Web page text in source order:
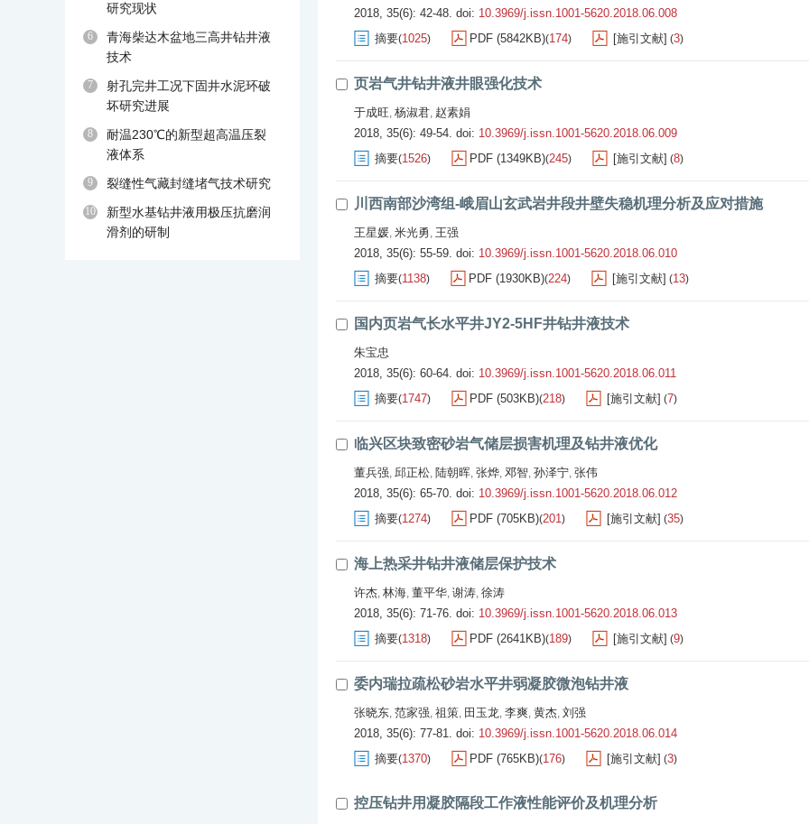
研究现状
6
青海柴达木盆地三高井钻井液
技术
7
射孔完井工况下固井水泥环破
坏研究进展
8
耐温230℃的新型超高温压裂
液体系
9 裂缝性气藏封缝堵气技术研究
10
新型水基钻井液用极压抗磨润
滑剂的研制
2018, 35(6): 42-48. doi: 10.3969/j.issn.1001-5620.2018.06.008
摘要(1025) PDF (5842KB)(174) [施引文献] (3)
页岩气井钻井液井眼强化技术
于成旺, 杨淑君, 赵素娟
2018, 35(6): 49-54. doi: 10.3969/j.issn.1001-5620.2018.06.009
摘要(1526) PDF (1349KB)(245) [施引文献] (8)
川西南部沙湾组-峨眉山玄武岩井段井壁失稳机理分析及应对措施
王星媛, 米光勇, 王强
2018, 35(6): 55-59. doi: 10.3969/j.issn.1001-5620.2018.06.010
摘要(1138) PDF (1930KB)(224) [施引文献] (13)
国内页岩气长水平井JY2-5HF井钻井液技术
朱宝忠
2018, 35(6): 60-64. doi: 10.3969/j.issn.1001-5620.2018.06.011
摘要(1747) PDF (503KB)(218) [施引文献] (7)
临兴区块致密砂岩气储层损害机理及钻井液优化
董兵强, 邱正松, 陆朝晖, 张烨, 邓智, 孙泽宁, 张伟
2018, 35(6): 65-70. doi: 10.3969/j.issn.1001-5620.2018.06.012
摘要(1274) PDF (705KB)(201) [施引文献] (35)
海上热采井钻井液储层保护技术
许杰, 林海, 董平华, 谢涛, 徐涛
2018, 35(6): 71-76. doi: 10.3969/j.issn.1001-5620.2018.06.013
摘要(1318) PDF (2641KB)(189) [施引文献] (9)
委内瑞拉疏松砂岩水平井弱凝胶微泡钻井液
张晓东, 范家强, 祖策, 田玉龙, 李爽, 黄杰, 刘强
2018, 35(6): 77-81. doi: 10.3969/j.issn.1001-5620.2018.06.014
摘要(1370) PDF (765KB)(176) [施引文献] (3)
控压钻井用凝胶隔段工作液性能评价及机理分析